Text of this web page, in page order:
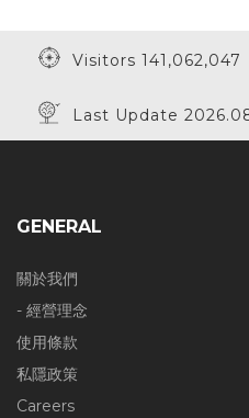
Visitors 141,062,047
Last Update
GENERAL
關於我們
- 經營理念
使用條款
私隱政策
Careers